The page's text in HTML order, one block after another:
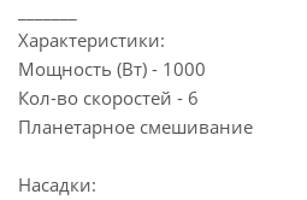
Характеристики:
Мощность (Вт) - 1000
Кол-во скоростей - 6
Планетарное смешивание
Насадки: